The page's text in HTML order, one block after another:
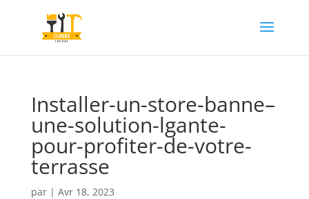
Installer-un-store-banne–
une-solution-lgante-
pour-profiter-de-votre-
terrasse
par | Avr 18, 2023